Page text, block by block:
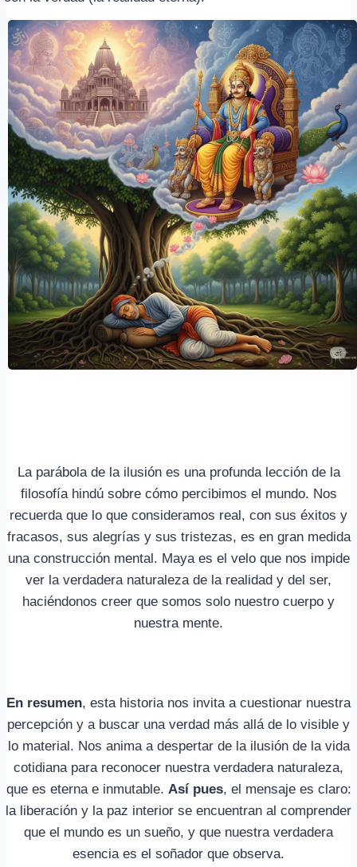
La parábola de la ilusión es una profunda lección de la
filosofía hindú sobre cómo percibimos el mundo. Nos
recuerda que lo que consideramos real, con sus éxitos y
fracasos, sus alegrías y sus tristezas, es en gran medida
una construcción mental. Maya es el velo que nos impide
ver la verdadera naturaleza de la realidad y del ser,
haciéndonos creer que somos solo nuestro cuerpo y
nuestra mente.
En resumen, esta historia nos invita a cuestionar nuestra
percepción y a buscar una verdad más allá de lo visible y
lo material. Nos anima a despertar de la ilusión de la vida
cotidiana para reconocer nuestra verdadera naturaleza,
que es eterna e inmutable. Así pues, el mensaje es claro:
la liberación y la paz interior se encuentran al comprender
que el mundo es un sueño, y que nuestra verdadera
esencia es el soñador que observa.